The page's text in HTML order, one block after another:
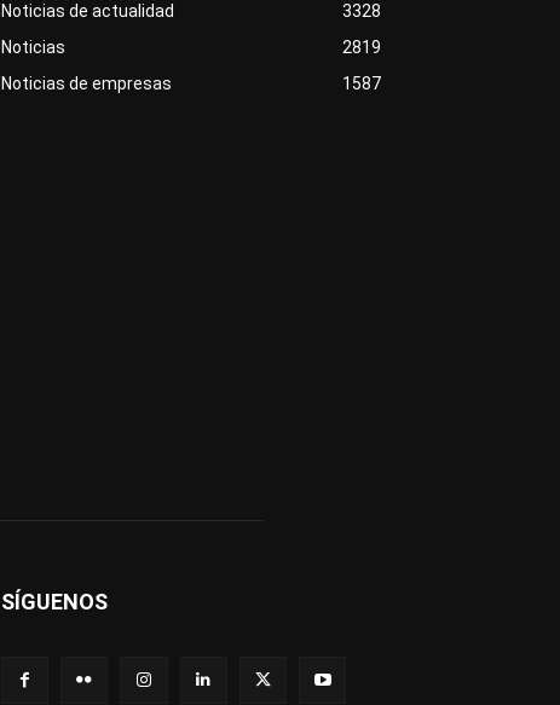
Noticias de actualidad
3328
Noticias
2819
Noticias de empresas
1587
SÍGUENOS